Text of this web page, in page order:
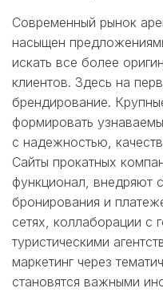
Современный рынок
насыщен
искать все более
клиентов. Здесь на
брендирование.
формировать
с надежностью,
Сайты прокатных
функционал, внедряют
бронирования и
сетях, коллаборации с
туристическими
маркетинг через
становятся важными